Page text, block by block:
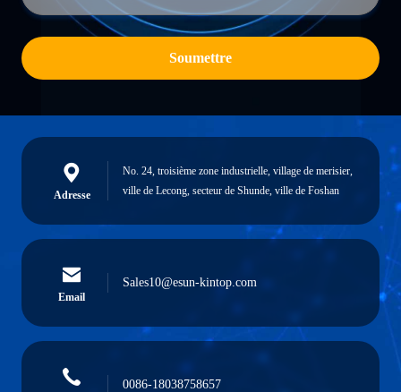
Soumettre
Adresse
No. 24, troisième zone industrielle, village de merisier,
ville de Lecong, secteur de Shunde, ville de Foshan
Email
Sales10@esun-kintop.com
0086-18038758657